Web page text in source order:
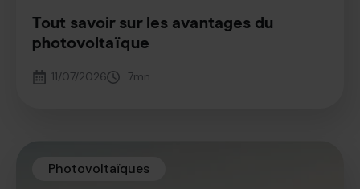
Tout savoir sur les avantages du
photovoltaïque
11/07/2026 7mn
Photovoltaïques